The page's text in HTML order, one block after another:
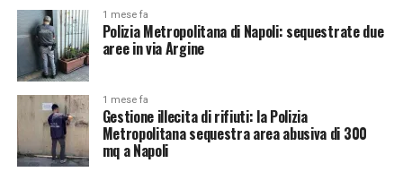
1 mese fa
Polizia Metropolitana di Napoli: sequestrate due
aree in via Argine
1 mese fa
Gestione illecita di rifiuti: la Polizia
Metropolitana sequestra area abusiva di 300
mq a Napoli